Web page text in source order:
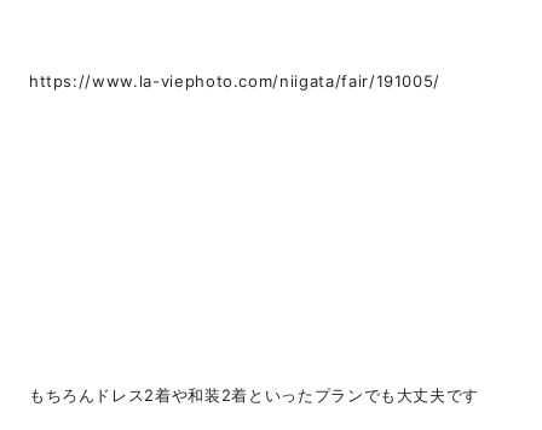
https://www.la-viephoto.com/niigata/fair/191005/
もちろんドレス2着や和装2着といったプランでも大丈夫です